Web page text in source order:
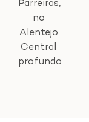
Parreiras,
no
Alentejo
Central
profundo